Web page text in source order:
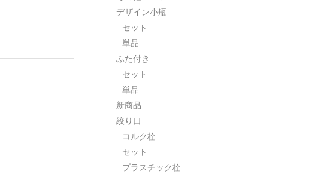
デザイン小瓶
セット
単品
ふた付き
セット
単品
新商品
絞り口
コルク栓
セット
プラスチック栓